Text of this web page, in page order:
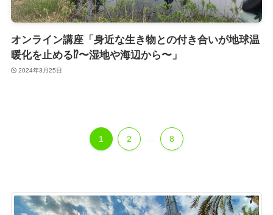
オンライン講座「身近な生き物との付き合いが地球温
暖化を止める⁉〜湿地や海辺から〜」
2024年3月25日
1 2 ... 8